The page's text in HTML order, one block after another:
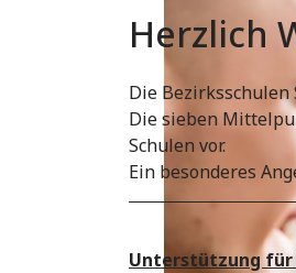
Herzlich
Die
Die sieben
Schulen vor.
Ein besonderes
Unterstützung für